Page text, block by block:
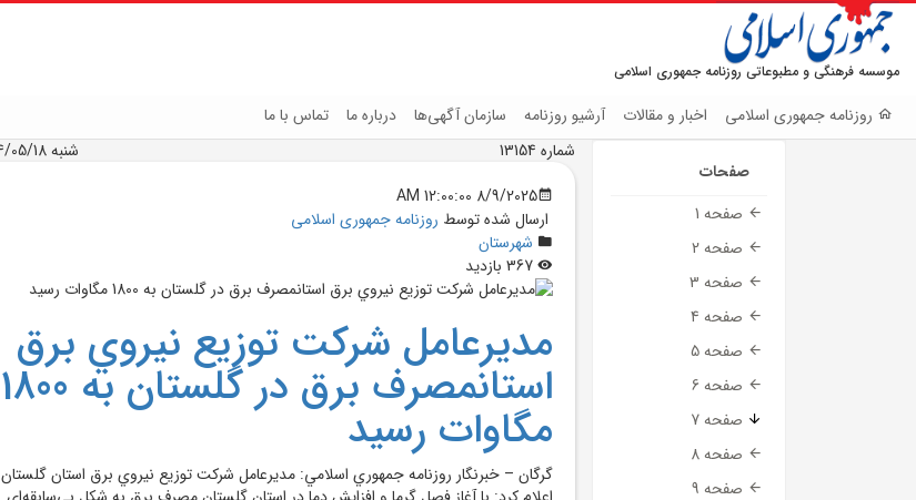
موسسه فرهنگی و مطبوعاتی روزنامه جمهوری اسلامی
روزنامه جمهوری اسلامی اخبار و مقالات آرشیو روزنامه سازمان آگهی‌ها درباره ما تماس با ما
صفحات
صفحه 1
صفحه 2
صفحه 3
صفحه 4
صفحه 5
صفحه 6
صفحه 7
صفحه 8
صفحه 9
شماره 13154
شنبه 1404/05/18
8/9/2025 12:00:00 AM
ارسال شده توسط روزنامه جمهوری اسلامی
شهرستان
مديرعامل شرکت توزيع نيروي برق
استانمصرف برق در گلستان به 1800
مگاوات رسيد
گرگان – خبرنگار روزنامه جمهوري اسلامي: مديرعامل شرکت توزيع نيروي برق استان گلستان